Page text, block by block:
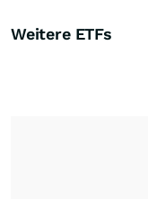
Weitere ETFs